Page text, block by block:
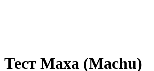
Тест Маха (Machu)